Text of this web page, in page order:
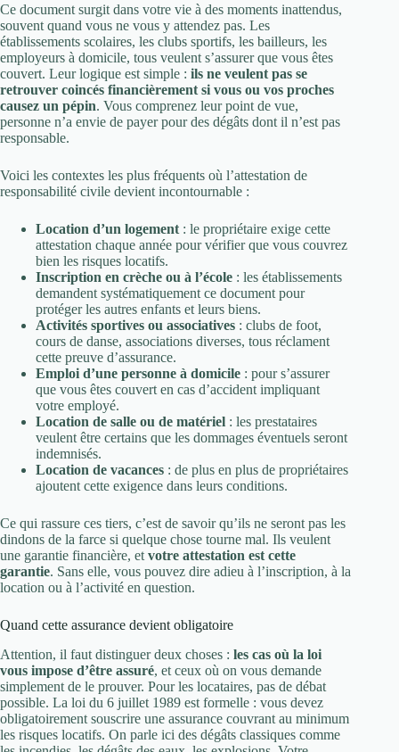
Ce document surgit dans votre vie à des moments inattendus,
souvent quand vous ne vous y attendez pas. Les
établissements scolaires, les clubs sportifs, les bailleurs, les
employeurs à domicile, tous veulent s’assurer que vous êtes
couvert. Leur logique est simple : ils ne veulent pas se
retrouver coincés financièrement si vous ou vos proches
causez un pépin. Vous comprenez leur point de vue,
personne n’a envie de payer pour des dégâts dont il n’est pas
responsable.
Voici les contextes les plus fréquents où l’attestation de
responsabilité civile devient incontournable :
Location d’un logement : le propriétaire exige cette
attestation chaque année pour vérifier que vous couvrez
bien les risques locatifs.
Inscription en crèche ou à l’école : les établissements
demandent systématiquement ce document pour
protéger les autres enfants et leurs biens.
Activités sportives ou associatives : clubs de foot,
cours de danse, associations diverses, tous réclament
cette preuve d’assurance.
Emploi d’une personne à domicile : pour s’assurer
que vous êtes couvert en cas d’accident impliquant
votre employé.
Location de salle ou de matériel : les prestataires
veulent être certains que les dommages éventuels seront
indemnisés.
Location de vacances : de plus en plus de propriétaires
ajoutent cette exigence dans leurs conditions.
Ce qui rassure ces tiers, c’est de savoir qu’ils ne seront pas les
dindons de la farce si quelque chose tourne mal. Ils veulent
une garantie financière, et votre attestation est cette
garantie. Sans elle, vous pouvez dire adieu à l’inscription, à la
location ou à l’activité en question.
Quand cette assurance devient obligatoire
Attention, il faut distinguer deux choses : les cas où la loi
vous impose d’être assuré, et ceux où on vous demande
simplement de le prouver. Pour les locataires, pas de débat
possible. La loi du 6 juillet 1989 est formelle : vous devez
obligatoirement souscrire une assurance couvrant au minimum
les risques locatifs. On parle ici des dégâts classiques comme